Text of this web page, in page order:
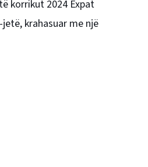
korrikut 2024 Expat
krahasuar me një